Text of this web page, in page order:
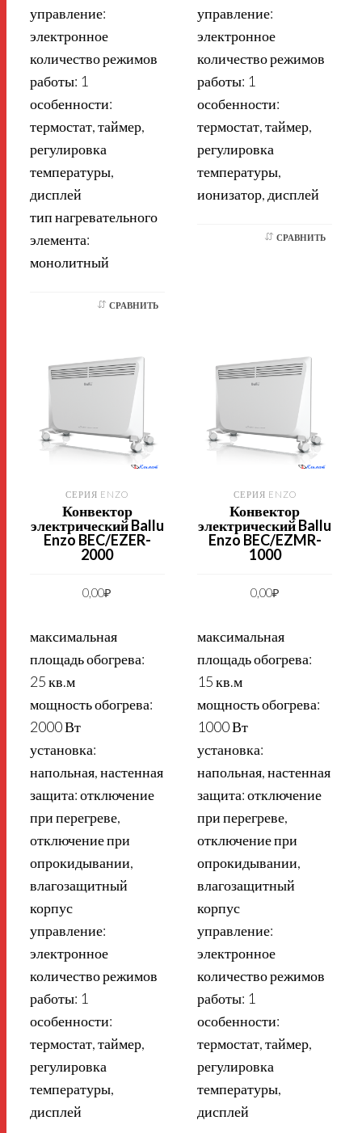
управление:
электронное
количество режимов
работы: 1
особенности:
термостат, таймер,
регулировка
температуры,
дисплей
тип нагревательного
элемента:
монолитный
СРАВНИТЬ
управление:
электронное
количество режимов
работы: 1
особенности:
термостат, таймер,
регулировка
температуры,
ионизатор, дисплей
СРАВНИТЬ
СЕРИЯ ENZO
Конвектор
электрический Ballu
Enzo BEC/EZER-
2000
0,00₽
максимальная
площадь обогрева:
25 кв.м
мощность обогрева:
2000 Вт
установка:
напольная, настенная
защита: отключение
при перегреве,
отключение при
опрокидывании,
влагозащитный
корпус
управление:
электронное
количество режимов
работы: 1
особенности:
термостат, таймер,
регулировка
температуры,
дисплей
СЕРИЯ ENZO
Конвектор
электрический Ballu
Enzo BEC/EZMR-
1000
0,00₽
максимальная
площадь обогрева:
15 кв.м
мощность обогрева:
1000 Вт
установка:
напольная, настенная
защита: отключение
при перегреве,
отключение при
опрокидывании,
влагозащитный
корпус
управление:
электронное
количество режимов
работы: 1
особенности:
термостат, таймер,
регулировка
температуры,
дисплей